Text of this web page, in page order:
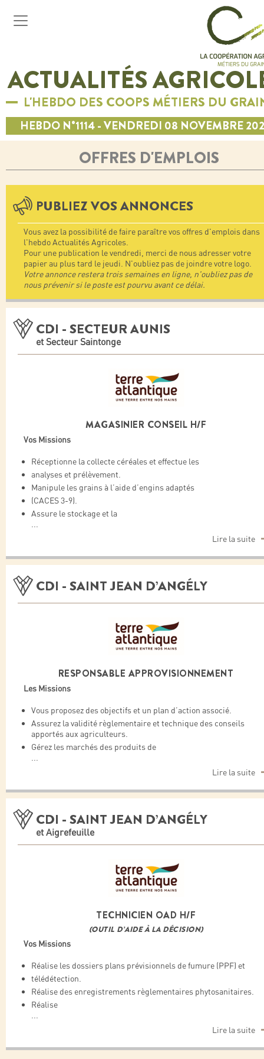
ACTUALITÉS
L'HEBDO DES COOPS MÉTIERS DU
HEBDO N°1114 - VENDREDI 08 NOVEMBRE
OFFRES D'EMPLOIS
PUBLIEZ VOS ANNONCES
Vous avez la possibilité de faire paraître vos offres d'emplois dans
l'hebdo Actualités Agricoles.
Pour une publication le vendredi, merci de nous adresser votre
papier au plus tard le jeudi. N'oubliez pas de joindre votre logo.
Votre annonce restera trois semaines en ligne, n'oubliez pas de
nous prévenir si le poste est pourvu avant ce délai.
CDI - SECTEUR AUNIS
et Secteur Saintonge
MAGASINIER CONSEIL H/F
Vos Missions
Réceptionne la collecte céréales et effectue les
analyses et prélèvement.
Manipule les grains à l’aide d’engins adaptés
(CACES 3-9).
Assure le stockage et la
...
Lire la suite
CDI - SAINT JEAN D’ANGÉLY
RESPONSABLE APPROVISIONNEMENT
Les Missions
Vous proposez des objectifs et un plan d’action associé.
Assurez la validité règlementaire et technique des conseils
apportés aux agriculteurs.
Gérez les marchés des produits de
...
Lire la suite
CDI - SAINT JEAN D’ANGÉLY
et Aigrefeuille
TECHNICIEN OAD H/F
(OUTIL D’AIDE À LA DÉCISION)
Vos Missions
Réalise les dossiers plans prévisionnels de fumure (PPF) et
télédétection.
Réalise des enregistrements règlementaires phytosanitaires.
Réalise
...
Lire la suite